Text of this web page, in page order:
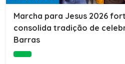
importante projeto voltasse a
Marcha para Jesus 2026
consolida tradição de
Barras